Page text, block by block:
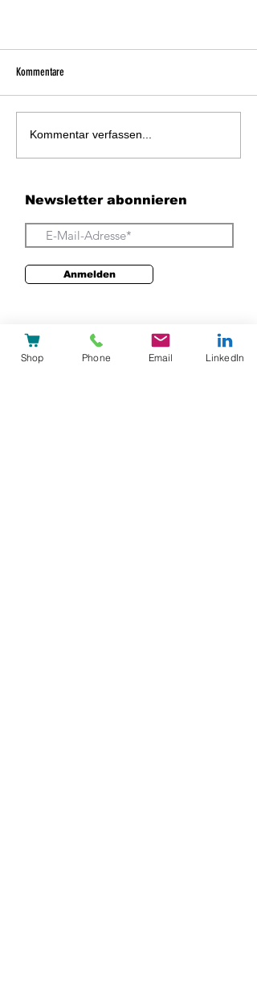
Gemeinsam für das Wohl unserer kleinen
Kommentare
Kommentar verfassen...
Newsletter abonnieren
Anmelden
Shop Phone Email LinkedIn